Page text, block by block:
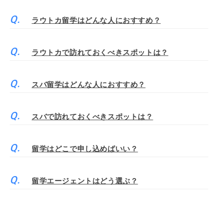
ラウトカ留学はどんな人におすすめ？
ラウトカで訪れておくべきスポットは？
スバ留学はどんな人におすすめ？
スバで訪れておくべきスポットは？
留学はどこで申し込めばいい？
留学エージェントはどう選ぶ？